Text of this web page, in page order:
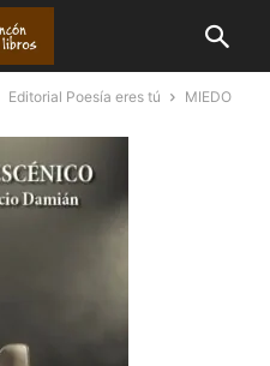
Editorial Poesía eres tú
MIEDO